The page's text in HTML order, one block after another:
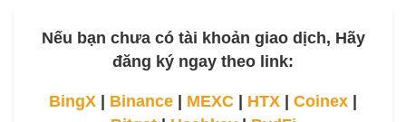
Nếu bạn chưa có tài khoản giao dịch, Hãy
đăng ký ngay theo link:
BingX Binance MEXC HTX Coinex